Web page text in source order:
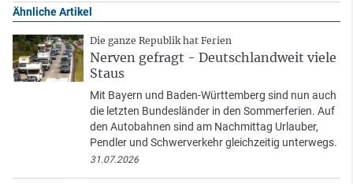
Ähnliche Artikel
Die ganze Republik hat Ferien
Nerven gefragt - Deutschlandweit viele
Staus
Mit Bayern und Baden-Württemberg sind nun auch
die letzten Bundesländer in den Sommerferien. Auf
den Autobahnen sind am Nachmittag Urlauber,
Pendler und Schwerverkehr gleichzeitig unterwegs.
31.07.2026